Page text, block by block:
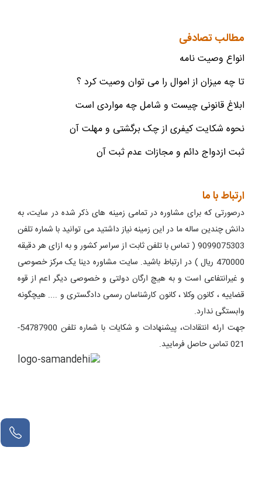
مطالب تصادفی
انواع وصیت نامه
تا چه میزان از اموال را می توان وصیت کرد ؟
ابلاغ قانونی چیست و شامل چه مواردی است
نحوه شکایت کیفری از چک برگشتی و مهلت آن
ثبت ازدواج دائم و مجازات عدم ثبت آن
ارتباط با ما
درصورتی که برای مشاوره در تمامی زمینه های ذکر شده در سایت، به
دانش چندین ساله ما در این زمینه نیاز داشتید می توانید با شماره تلفن
9099075303 ( تماس با تلفن ثابت از سراسر کشور و به ازای هر دقیقه
470000 ریال ) در ارتباط باشید. سایت مشاوره دینا یک مرکز خصوصی
و غیرانتفاعی است و به هیچ ارگان دولتی و خصوصی دیگر اعم از قوه
قضاییه ، کانون وکلا ، کانون کارشناسان رسمی دادگستری و .... هیچگونه
وابستگی ندارد.
جهت ارئه انتقادات، پیشنهادات و شکایات با شماره تلفن 54787900-
021 تماس حاصل فرمایید.